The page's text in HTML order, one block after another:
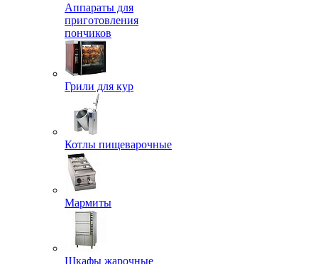
Аппараты для
приготовления
пончиков
Грили для кур
Котлы пищеварочные
Мармиты
Шкафы жарочные